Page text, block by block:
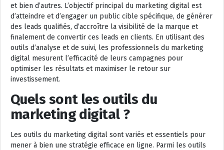
et bien d’autres. L’objectif principal du marketing digital est
d’atteindre et d’engager un public cible spécifique, de générer
des leads qualifiés, d’accroître la visibilité de la marque et
finalement de convertir ces leads en clients. En utilisant des
outils d’analyse et de suivi, les professionnels du marketing
digital mesurent l’efficacité de leurs campagnes pour
optimiser les résultats et maximiser le retour sur
investissement.
Quels sont les outils du
marketing digital ?
Les outils du marketing digital sont variés et essentiels pour
mener à bien une stratégie efficace en ligne. Parmi les outils